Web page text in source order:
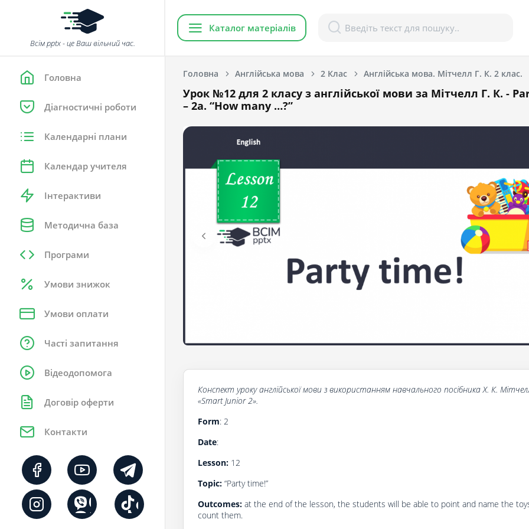
Всім pptx - це Ваш вільний час.
Головна
Діагностичні роботи
Календарні плани
Календар учителя
Інтерактиви
Методична база
Програми
Умови знижок
Умови оплати
Часті запитання
Відеодопомога
Договір оферти
Контакти
Каталог матеріалів
Головна Англійська мова 2 Клас Англійська мова. Мітчелл Г. К. 2 клас.
Урок №12 для 2 класу з англійської мови за Мітчелл Г. К. -
– 2a. “How many …?”
Конспект урокуaнглійської мови з використанням навчального посібника Х. К.
«Smart Junior 2».
Form: 2
Date:
Lesson: 12
Topic: “Party time!”
Outcomes: at the end of the lesson, the students will be able to point and name the
count them.